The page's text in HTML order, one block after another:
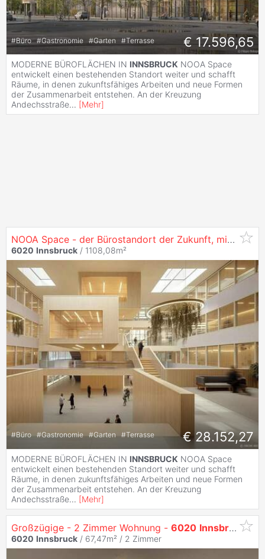
#Büro #Gastronomie #Garten #Terrasse € 17.596,65
MODERNE BÜROFLÄCHEN IN INNSBRUCK NOOA Space
entwickelt einen bestehenden Standort weiter und schafft
Räume, in denen zukunftsfähiges Arbeiten und neue Formen
der Zusammenarbeit entstehen. An der Kreuzung
Andechsstraße... [Mehr]
NOOA Space - der Bürostandort der Zukunft, mit 1286 m² in
6020 Innsbruck / 1108,08m²
#Büro #Gastronomie #Garten #Terrasse € 28.152,27
MODERNE BÜROFLÄCHEN IN INNSBRUCK NOOA Space
entwickelt einen bestehenden Standort weiter und schafft
Räume, in denen zukunftsfähiges Arbeiten und neue Formen
der Zusammenarbeit entstehen. An der Kreuzung
Andechsstraße... [Mehr]
Großzügige - 2 Zimmer Wohnung - 6020 Innsbruck /
6020 Innsbruck / 67,47m² / 2 Zimmer